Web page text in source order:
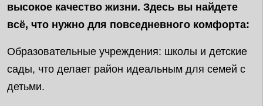
высокое качество жизни. Здесь вы найдете
всё, что нужно для повседневного комфорта:
Образовательные учреждения: школы и детские
сады, что делает район идеальным для семей с
детьми.